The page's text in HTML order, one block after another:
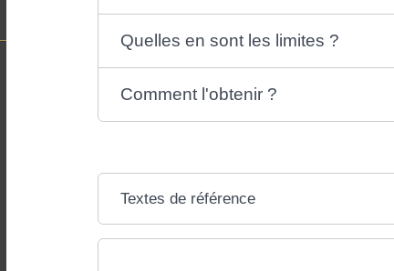
Quelles en sont les limites ?
Comment l'obtenir ?
Textes de référence